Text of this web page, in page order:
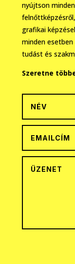
nyújtson
grafikai
minden
tudást és
Szeretne